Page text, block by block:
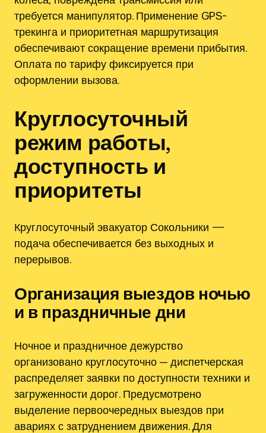
требуется манипулятор. Применение GPS-
трекинга и приоритетная маршрутизация
обеспечивают сокращение времени прибытия.
Оплата по тарифу фиксируется при
оформлении вызова.
Круглосуточный
режим работы,
доступность и
приоритеты
Круглосуточный эвакуатор Сокольники —
подача обеспечивается без выходных и
перерывов.
Организация выездов ночью
и в праздничные дни
Ночное и праздничное дежурство
организовано круглосуточно ─ диспетчерская
распределяет заявки по доступности техники и
загруженности дорог. Предусмотрено
выделение первоочередных выездов при
авариях с затруднением движения. Для